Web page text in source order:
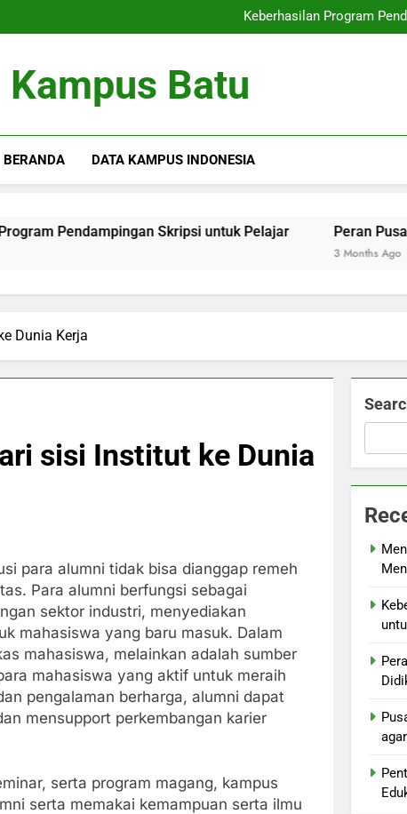
Keberhasilan Program
Peran Pusat Karier: Mempersiapkan
Keberhasilan Program
Peran Pusat Karier: Mempersiapkan
Kampus Batu
BERANDA DATA KAMPUS INDONESIA
Skripsi untuk Pelajar Peran Pusat Karier:
Dunia Kerja
sisi Institut ke Dunia
para alumni tidak bisa dianggap remeh
Para alumni berfungsi sebagai
sektor industri, menyediakan
mahasiswa yang baru masuk. Dalam
mahasiswa, melainkan adalah sumber
mahasiswa yang aktif untuk meraih
pengalaman berharga, alumni dapat
mensupport perkembangan karier
serta program magang, kampus
serta memakai kemampuan serta ilmu